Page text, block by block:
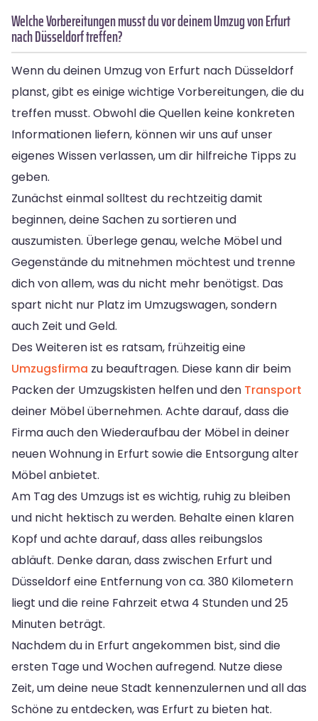
Welche Vorbereitungen musst du vor deinem Umzug von Erfurt
nach Düsseldorf treffen?
Wenn du deinen Umzug von Erfurt nach Düsseldorf
planst, gibt es einige wichtige Vorbereitungen, die du
treffen musst. Obwohl die Quellen keine konkreten
Informationen liefern, können wir uns auf unser
eigenes Wissen verlassen, um dir hilfreiche Tipps zu
geben.
Zunächst einmal solltest du rechtzeitig damit
beginnen, deine Sachen zu sortieren und
auszumisten. Überlege genau, welche Möbel und
Gegenstände du mitnehmen möchtest und trenne
dich von allem, was du nicht mehr benötigst. Das
spart nicht nur Platz im Umzugswagen, sondern
auch Zeit und Geld.
Des Weiteren ist es ratsam, frühzeitig eine
Umzugsfirma zu beauftragen. Diese kann dir beim
Packen der Umzugskisten helfen und den Transport
deiner Möbel übernehmen. Achte darauf, dass die
Firma auch den Wiederaufbau der Möbel in deiner
neuen Wohnung in Erfurt sowie die Entsorgung alter
Möbel anbietet.
Am Tag des Umzugs ist es wichtig, ruhig zu bleiben
und nicht hektisch zu werden. Behalte einen klaren
Kopf und achte darauf, dass alles reibungslos
abläuft. Denke daran, dass zwischen Erfurt und
Düsseldorf eine Entfernung von ca. 380 Kilometern
liegt und die reine Fahrzeit etwa 4 Stunden und 25
Minuten beträgt.
Nachdem du in Erfurt angekommen bist, sind die
ersten Tage und Wochen aufregend. Nutze diese
Zeit, um deine neue Stadt kennenzulernen und all das
Schöne zu entdecken, was Erfurt zu bieten hat.